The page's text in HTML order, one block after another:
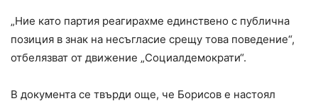
„Ние като партия реагирахме единствено с публична
позиция в знак на несъгласие срещу това поведение“,
отбелязват от движение „Социалдемократи“.
В документа се твърди още, че Борисов е настоял